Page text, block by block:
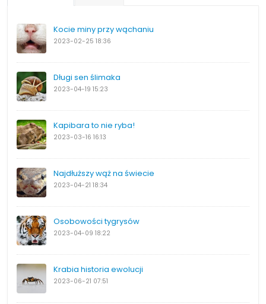
Kocie miny przy wąchaniu
2023-02-25 18:36
Długi sen ślimaka
2023-04-19 15:23
Kapibara to nie ryba!
2023-03-16 16:13
Najdłuższy wąż na świecie
2023-04-21 18:34
Osobowości tygrysów
2023-04-09 18:22
Krabia historia ewolucji
2023-06-21 07:51